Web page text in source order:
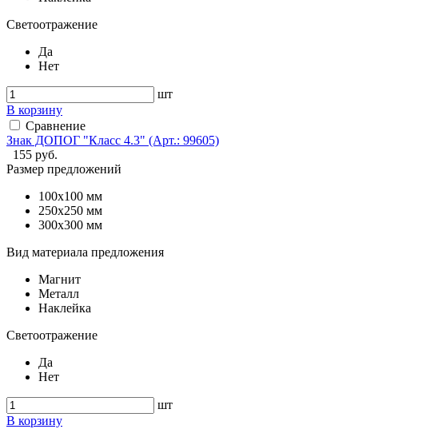
Светоотражение
Да
Нет
шт
В корзину
Сравнение
Знак ДОПОГ "Класс 4.3" (Арт.: 99605)
155 руб.
Размер предложений
100x100 мм
250x250 мм
300x300 мм
Вид материала предложения
Магнит
Металл
Наклейка
Светоотражение
Да
Нет
шт
В корзину